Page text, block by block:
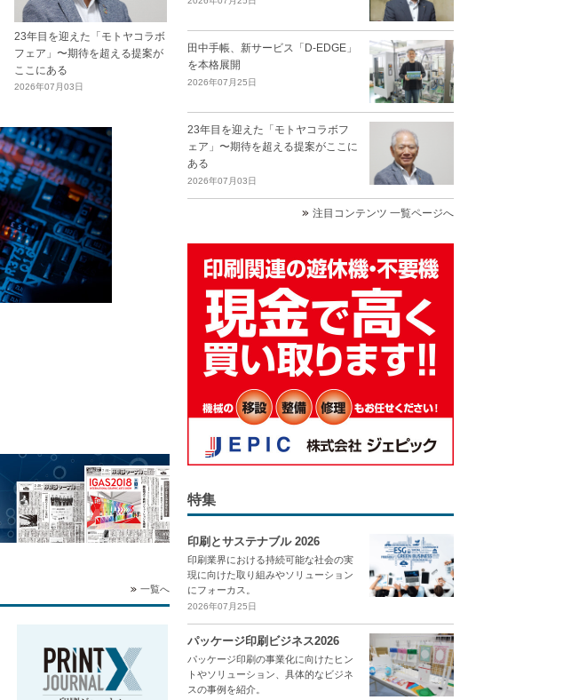
23年目を迎えた「モトヤコラボ
フェア」〜期待を超える提案が
ここにある
2026年07月03日
一覧へ
田中手帳、新サービス「D-EDGE」
を本格展開
2026年07月25日
23年目を迎えた「モトヤコラボフ
ェア」〜期待を超える提案がここに
ある
2026年07月03日
注目コンテンツ 一覧ページへ
特集
印刷とサステナブル 2026
印刷業界における持続可能な社会の実
現に向けた取り組みやソリューション
にフォーカス。
2026年07月25日
パッケージ印刷ビジネス2026
パッケージ印刷の事業化に向けたヒン
トやソリューション、具体的なビジネ
スの事例を紹介。